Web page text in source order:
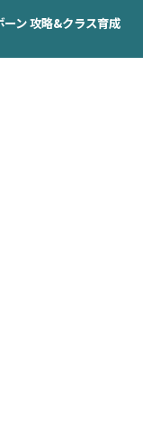
ン 攻略&クラス育成